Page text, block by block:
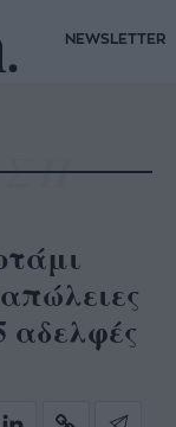
NEWSLETTER
αδελφές